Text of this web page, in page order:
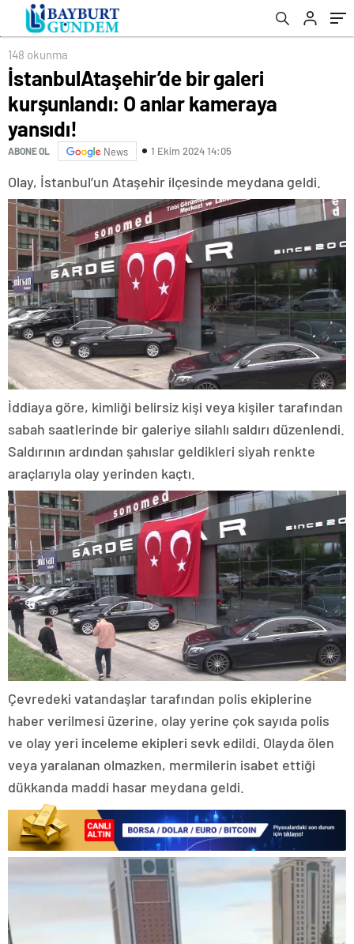
148 okunma
İstanbulAtaşehir’de bir galeri
kurşunlandı: O anlar kameraya
yansıdı!
ABONE OL News 1 Ekim 2024 14:05
Olay, İstanbul’un Ataşehir ilçesinde meydana geldi.
İddiaya göre, kimliği belirsiz kişi veya kişiler tarafından
sabah saatlerinde bir galeriye silahlı saldırı düzenlendi.
Saldırının ardından şahıslar geldikleri siyah renkte
araçlarıyla olay yerinden kaçtı.
Çevredeki vatandaşlar tarafından polis ekiplerine
haber verilmesi üzerine, olay yerine çok sayıda polis
ve olay yeri inceleme ekipleri sevk edildi. Olayda ölen
veya yaralanan olmazken, mermilerin isabet ettiği
dükkanda maddi hasar meydana geldi.
Şahin beni tehdit etti!